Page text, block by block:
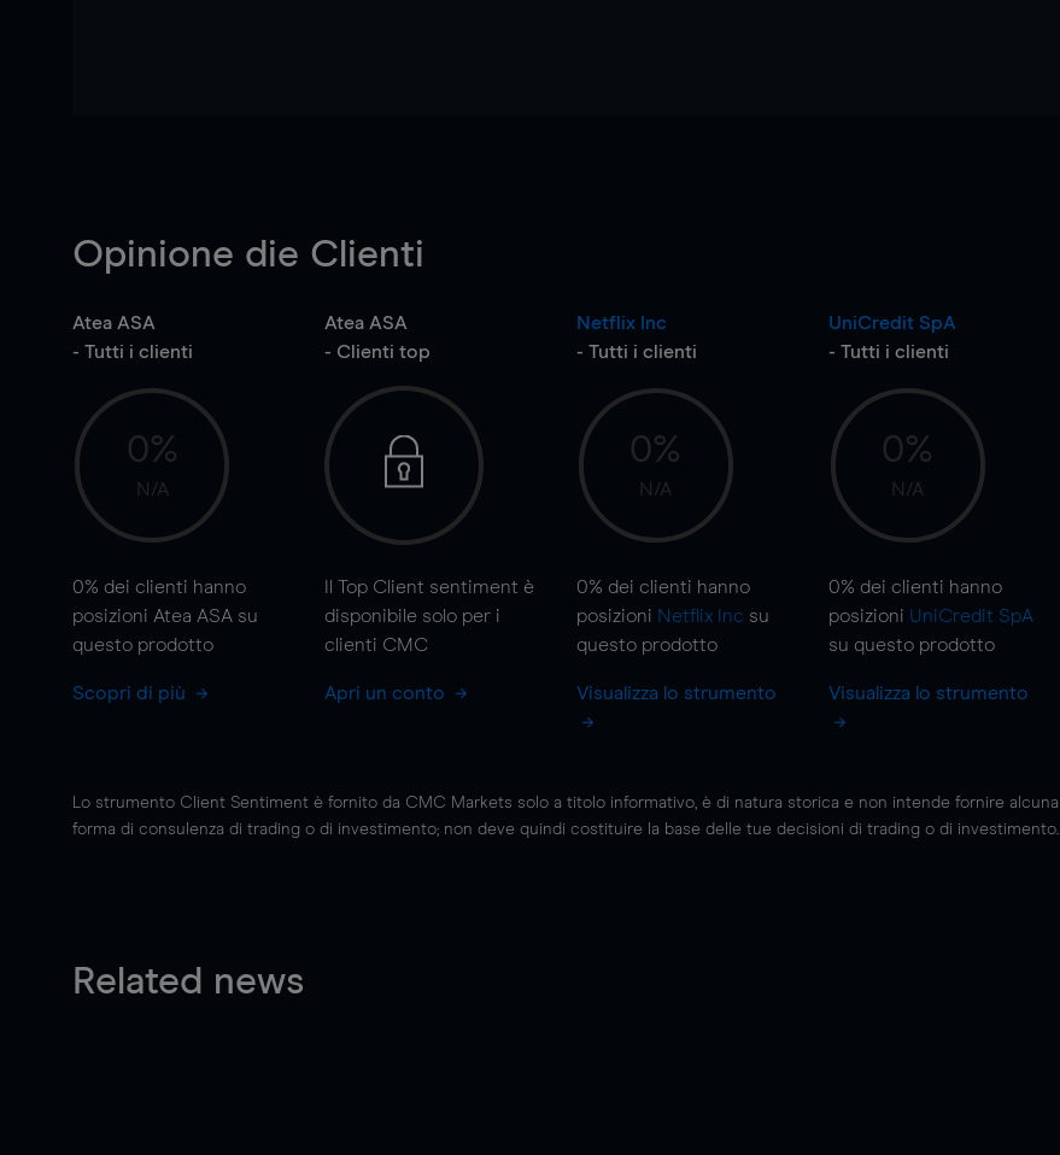
Opinione die Clienti
Atea ASA
- Tutti i clienti
0%
N/A
0% dei clienti hanno
posizioni Atea ASA su
questo prodotto
Scopri di più
Atea ASA
- Clienti top
Il Top Client sentiment è
disponibile solo per i
clienti CMC
Apri un conto
Netflix Inc
- Tutti i clienti
0%
N/A
0% dei clienti hanno
posizioni Netflix Inc su
questo prodotto
Visualizza lo strumento
UniCredit SpA
- Tutti i clienti
0%
N/A
0% dei clienti hanno
posizioni UniCredit SpA
su questo prodotto
Visualizza lo strumento
Lo strumento Client Sentiment è fornito da CMC Markets solo a titolo informativo, è di natura storica e non intende fornire alcuna
forma di consulenza di trading o di investimento; non deve quindi costituire la base delle tue decisioni di trading o di investimento.
Related news